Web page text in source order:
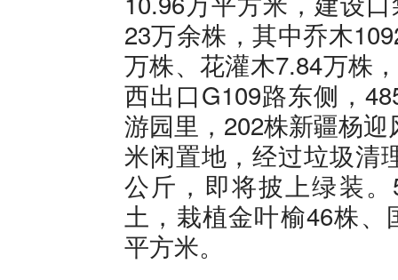
23万余株，其中乔木
万株、花灌木7.84万株
西出口G109路东侧，
游园里，202株新疆杨
米闲置地，经过垃圾清
公斤，即将披上绿装
土，栽植金叶榆46株、
平方米。